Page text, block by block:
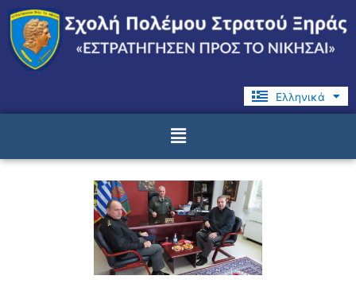
Μετάβαση
στο
περιεχόμενο
Ελληνικά
English
Menu